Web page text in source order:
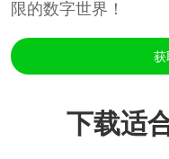
限的数字世界！
下载适